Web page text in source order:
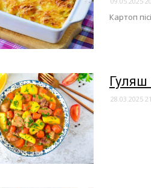
Картоп
Гуляш
28.03.2025